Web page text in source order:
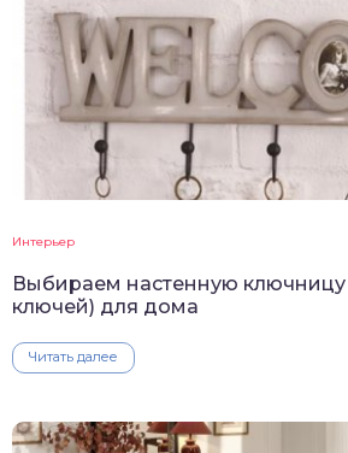
Интерьер
Выбираем настенную
ключей) для дома
Читать далее